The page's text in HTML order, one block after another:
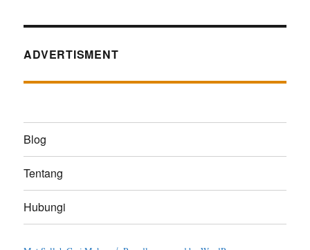
ADVERTISMENT
Blog
Tentang
Hubungi